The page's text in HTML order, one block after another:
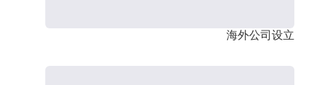
海外公司设立